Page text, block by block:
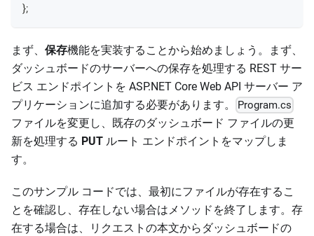
};
まず、 保存機能を実装することから始めましょう。まず、
ダッシュボードのサーバーへの保存を処理する REST サー
ビス エンドポイントを ASP.NET Core Web API サーバー ア
プリケーションに追加する必要があります。
Program.cs
ファイルを変更し、既存のダッシュボード ファイルの更
新を処理する PUT ルート エンドポイントをマップしま
す。
このサンプル コードでは、最初にファイルが存在するこ
とを確認し、存在しない場合はメソッドを終了します。存
在する場合は、リクエストの本文からダッシュボードの